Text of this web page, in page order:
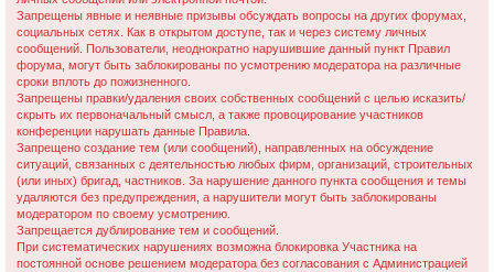
Запрещены явные и неявные призывы обсуждать вопросы на других форумах,
социальных сетях. Как в открытом доступе, так и через систему личных
сообщений. Пользователи, неоднократно нарушившие данный пункт Правил
форума, могут быть заблокированы по усмотрению модератора на различные
сроки вплоть до пожизненного.
Запрещены правки/удаления своих собственных сообщений с целью исказить/
скрыть их первоначальный смысл, а также провоцирование участников
конференции нарушать данные Правила.
Запрещено создание тем (или сообщений), направленных на обсуждение
ситуаций, связанных с деятельностью любых фирм, организаций, строительных
(или иных) бригад, частников. За нарушение данного пункта сообщения и темы
удаляются без предупреждения, а нарушители могут быть заблокированы
модератором по своему усмотрению.
Запрещается дублирование тем и сообщений.
При систематических нарушениях возможна блокировка Участника на
постоянной основе решением модератора без согласования с Администрацией